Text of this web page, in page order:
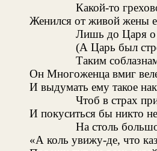
Какой-то
Женился от живой жены
Лишь до Царя о
(А Царь был
Таким
Он Многоженца вмиг
И выдумать ему такое
Чтоб в страх
И покуситься бы никто
На столь
«А коль увижу-де, что